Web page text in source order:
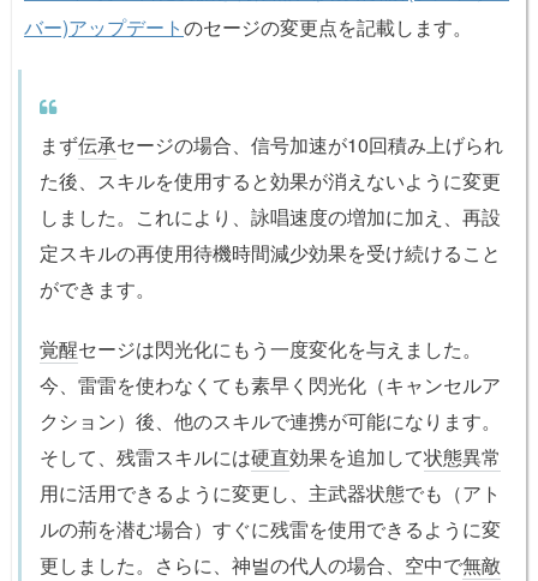
バー)アップデートのセージの変更点を記載します。
まず伝承セージの場合、信号加速が10回積み上げられ
た後、スキルを使用すると効果が消えないように変更
しました。これにより、詠唱速度の増加に加え、再設
定スキルの再使用待機時間減少効果を受け続けること
ができます。
覚醒セージは閃光化にもう一度変化を与えました。
今、雷雷を使わなくても素早く閃光化（キャンセルア
クション）後、他のスキルで連携が可能になります。
そして、残雷スキルには硬直効果を追加して状態異常
用に活用できるように変更し、主武器状態でも（アト
ルの荊を潜む場合）すぐに残雷を使用できるように変
更しました。さらに、神벌の代人の場合、空中で無敵